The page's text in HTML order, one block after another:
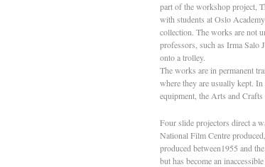
part of the workshop project,
with students at Oslo
collection. The works are not
professors, such as Irma Salo
onto a trolley.
The works are in permanent
where they are usually kept.
equipment, the Arts and
Four slide projectors direct a
National Film Centre
produced between1955 and
but has become an